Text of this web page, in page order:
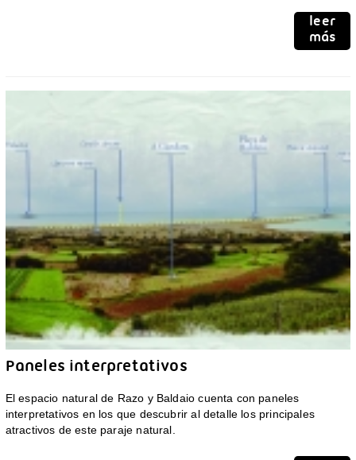
leer
más
Paneles interpretativos
El espacio natural de Razo y Baldaio cuenta con paneles
interpretativos en los que descubrir al detalle los principales
atractivos de este paraje natural.